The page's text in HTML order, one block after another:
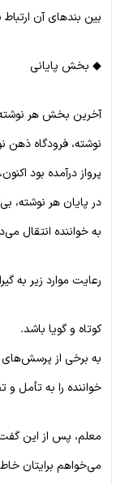
بین بندهای آن ارتباط
◆ بخش پایانی
آخرین بخش هر
نوشته، فرودگاه ذهن
پرواز درآمده بود
در پایان هر نوشته،
به خواننده انتقال
رعایت موارد زیر به
کوتاه و گویا باشد.
به برخی از
خواننده را به تأمل و
معلم، پس از این
می‌خواهم برایتان